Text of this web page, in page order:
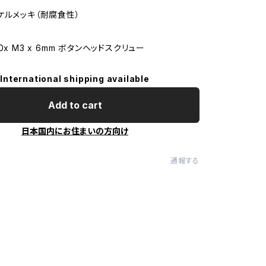
メッキ（耐腐食性）
M3 x 6mm ボタンヘッドスクリュー
International shipping available
Add to cart
日本国内にお住まいの方向け
通報する